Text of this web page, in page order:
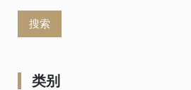
类别